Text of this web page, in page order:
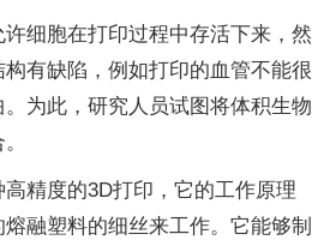
细胞在打印过程中存活下来，然
有缺陷，例如打印的血管不能很
为此，研究人员试图将体积生物
精度的3D打印，它的工作原理
融塑料的细丝来工作。它能够制